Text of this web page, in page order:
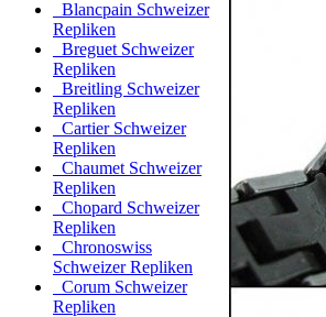
Blancpain Schweizer
Repliken
Breguet Schweizer
Repliken
Breitling Schweizer
Repliken
Cartier Schweizer
Repliken
Chaumet Schweizer
Repliken
Chopard Schweizer
Repliken
Chronoswiss
Schweizer Repliken
Corum Schweizer
Repliken